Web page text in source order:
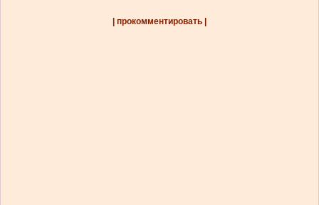
| прокомментировать |